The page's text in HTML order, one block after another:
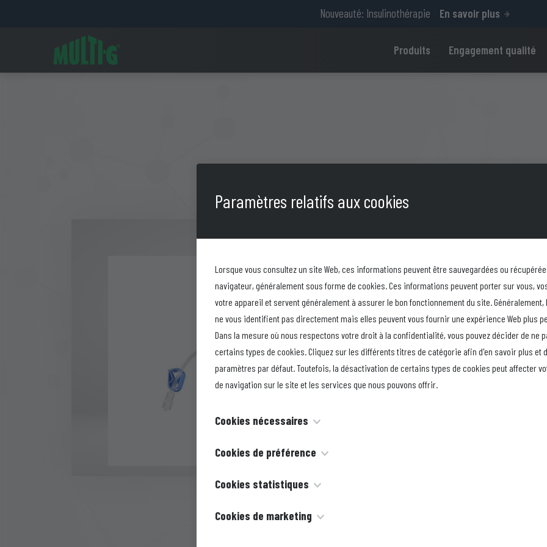
Nouveauté: Insulinothérapie En savoir plus
Produits Engagement qualité
Paramètres relatifs aux cookies
Lorsque vous consultez un site Web, ces informations peuvent être sauvegardées ou
navigateur, généralement sous forme de cookies. Ces informations peuvent porter sur vous,
votre appareil et servent généralement à assurer le bon fonctionnement du site.
ne vous identifient pas directement mais elles peuvent vous fournir une expérience Web plus
Dans la mesure où nous respectons votre droit à la confidentialité, vous pouvez décider de ne
certains types de cookies. Cliquez sur les différents titres de catégorie afin d'en savoir plus et
paramètres par défaut. Toutefois, la désactivation de certains types de cookies peut affecter
de navigation sur le site et les services que nous pouvons offrir.
Cookies nécessaires
Ces cookies sont nécessaires au fonctionnement du site Web et ils ne peuvent pas
qui correspondent à une demande de services, telle que la définition de vos
confidentialité, la connexion ou le remplissage de formulaires. Vous pouvez régler
de manière à ce qu'il vous avertisse de ces cookies ou qu'il vous laisse l'option de
Cookies de préférence
Ces cookies, également dénommés « cookies de fonctionnalité », permettent à un
laquelle vous voulez des bulletins météorologiques ou votre identifiant et mot de
Cookies statistiques
Ces cookies, également dénommés « cookies de performance », recueillent des
Cookies de marketing